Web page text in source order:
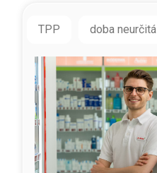
TPP doba neurčitá